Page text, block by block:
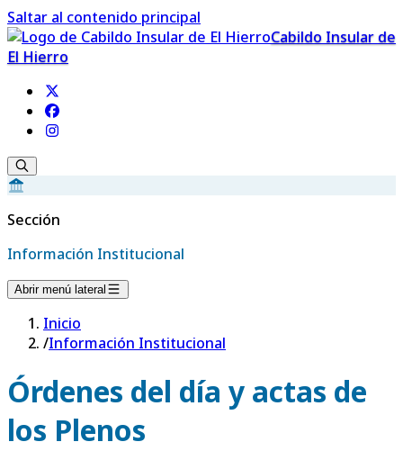
Saltar al contenido principal
Cabildo Insular de
El Hierro
Sección
Información Institucional
Abrir menú lateral
Inicio
/Información Institucional
Órdenes del día y actas de
los Plenos